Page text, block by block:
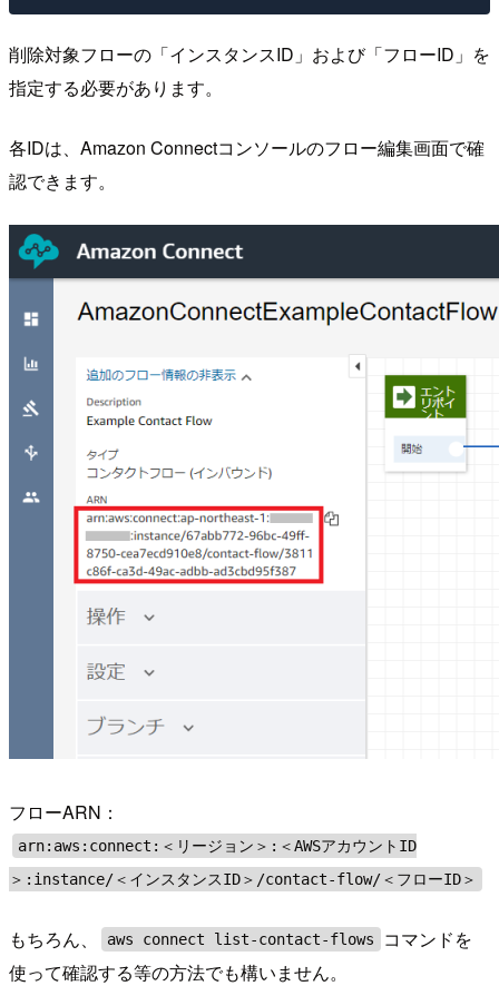
削除対象フローの「インスタンスID」および「フローID」を
指定する必要があります。
各IDは、Amazon Connectコンソールのフロー編集画面で確
認できます。
フローARN：
arn:aws:connect:＜リージョン＞:＜AWSアカウントID
＞:instance/＜インスタンスID＞/contact-flow/＜フローID＞
もちろん、 aws connect list-contact-flows
コマンドを
使って確認する等の方法でも構いません。